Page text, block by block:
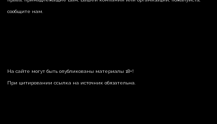
сообщите нам.
На сайте могут быть опубликованы материалы 18+!
При цитировании ссылка на источник обязательна.